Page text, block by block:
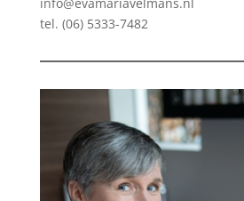
tel. (06) 5333-7482